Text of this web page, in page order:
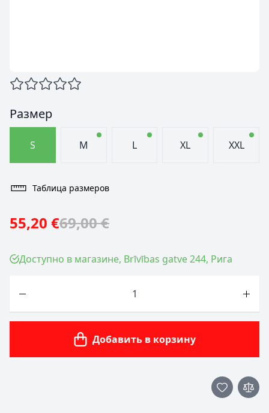
Размер
S M L XL XXL
Таблица размеров
55,20 €69,00 €
Доступно в магазине, Brīvības gatve 244, Рига
Добавить в корзину